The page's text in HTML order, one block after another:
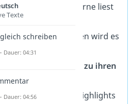
Ideal, wenn sie gerne liest
persönlichen Zeilen wird es
noch besonderer.
Abo-Box passend zu ihren
Interessen
Monatlich neue Highlights
Texte
schreiben
Dauer: 04:31
Dauer: 04:56